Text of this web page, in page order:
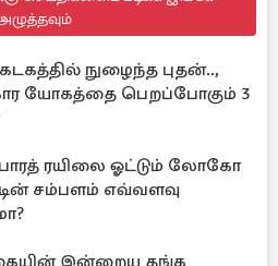
நுழைந்த புதன்..,
யோகத்தை பெறப்போகும் 3
ரயிலை ஓட்டும் லோகோ
சம்பளம் எவ்வளவு
இன்றைய தங்க